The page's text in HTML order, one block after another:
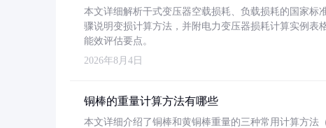
本文详细解析干式变压器空载损耗、负载损耗的国家标
骤说明变损计算方法，并附电力变压器损耗计算实例表
能效评估要点。
2026年8月4日
铜棒的重量计算方法有哪些
本文详细介绍了铜棒和黄铜棒重量的三种常用计算方法